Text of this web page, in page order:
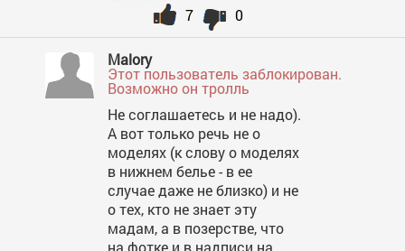
0
7
Malory
Этот пользователь заблокирован.
Возможно он тролль
Не соглашаетесь и не надо).
А вот только речь не о
моделях (к слову о моделях
в нижнем белье - в ее
случае даже не близко) и не
о тех, кто не знает эту
мадам, а в позерстве, что
на фотке и в надписи на